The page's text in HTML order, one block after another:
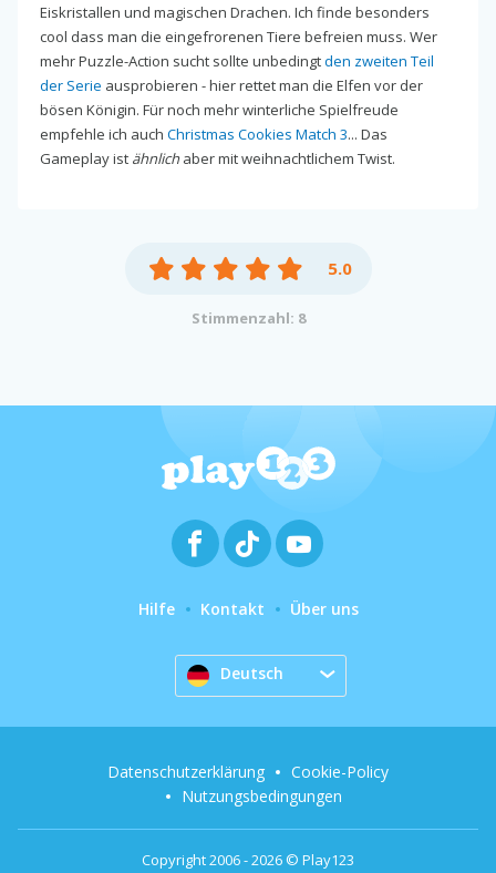
Eiskristallen und magischen Drachen. Ich finde besonders
cool dass man die eingefrorenen Tiere befreien muss. Wer
mehr Puzzle-Action sucht sollte unbedingtden zweiten Teil
der Serie ausprobieren - hier rettet man die Elfen vor der
bösen Königin. Für noch mehr winterliche Spielfreude
empfehle ich auch Christmas Cookies Match 3... Das
Gameplay ist ähnlichaber mit weihnachtlichem Twist.
5.0
Stimmenzahl: 8
Hilfe Kontakt Über uns
Deutsch
Copyright 2006 - 2026 © Play123
Datenschutzerklärung
Cookie-Policy
Nutzungsbedingungen